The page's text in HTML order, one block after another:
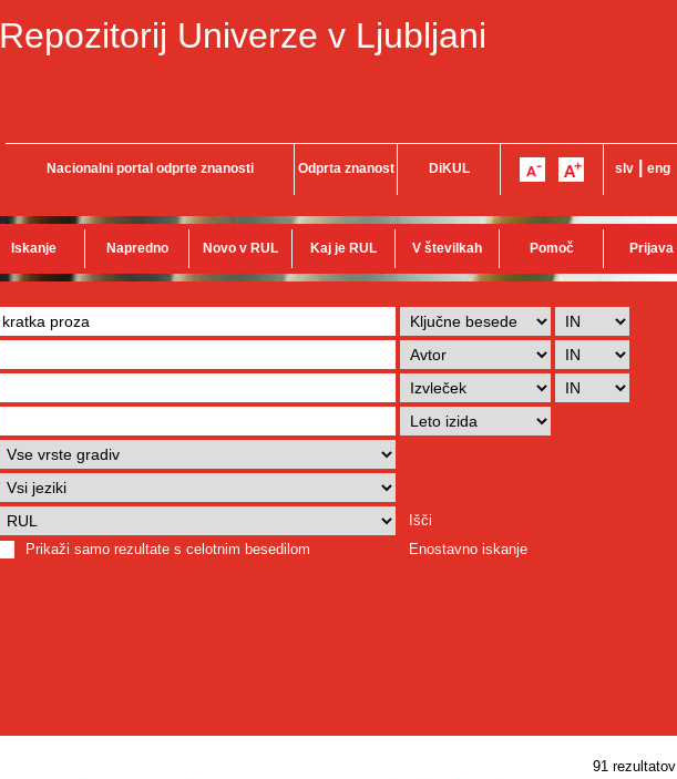
Repozitorij Univerze v Ljubljani
Nacionalni portal odprte znanosti Odprta znanost DiKUL slv eng
Iskanje Napredno Novo v RUL Kaj je RUL V številkah Pomoč Prijava
Išči
Prikaži samo rezultate s celotnim besedilom
Enostavno iskanje
91 rezultatov